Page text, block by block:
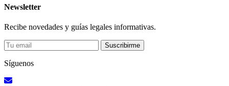
Newsletter
Recibe novedades y guías legales informativas.
Suscribirme
Síguenos